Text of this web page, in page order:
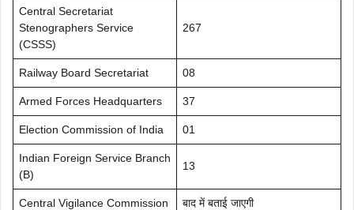
Central Secretariat
Stenographers Service
(CSSS)
267
Railway Board Secretariat 08
Armed Forces Headquarters 37
Election Commission of India 01
Indian Foreign Service Branch
(B)
13
Central Vigilance Commission बाद में बताई जाएगी